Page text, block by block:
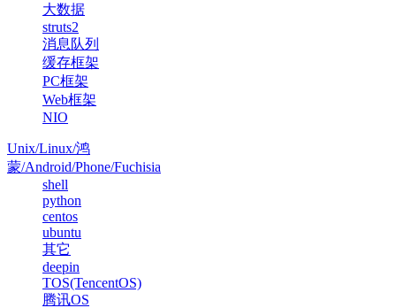
大数据
struts2
消息队列
缓存框架
PC框架
Web框架
NIO
Unix/Linux/鸿
蒙/Android/Phone/Fuchisia
shell
python
centos
ubuntu
其它
deepin
TOS(TencentOS)
腾讯OS